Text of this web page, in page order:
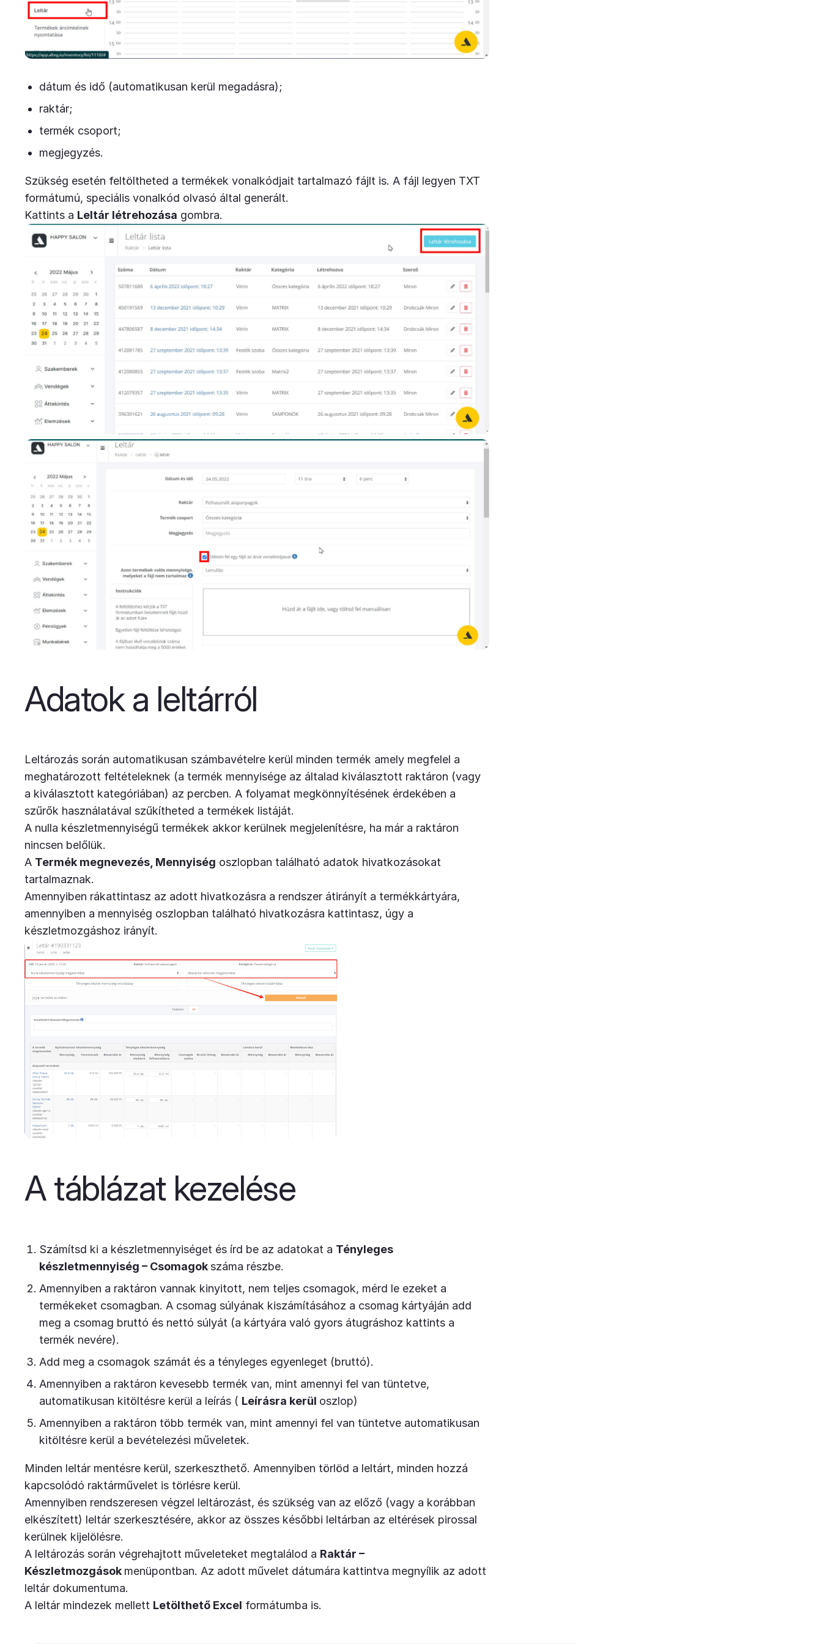
dátum és idő (automatikusan kerül megadásra);
raktár;
termék csoport;
megjegyzés.
Szükség esetén feltöltheted a termékek vonalkódjait tartalmazó fájlt is. A fájl legyen TXT
formátumú, speciális vonalkód olvasó által generált.
Kattints a Leltár létrehozása gombra.
Adatok a leltárról
Leltározás során automatikusan számbavételre kerül minden termék amely megfelel a
meghatározott feltételeknek (a termék mennyisége az általad kiválasztott raktáron (vagy
a kiválasztott kategóriában) az percben. A folyamat megkönnyítésének érdekében a
szűrők használatával szűkítheted a termékek listáját.
A nulla készletmennyiségű termékek akkor kerülnek megjelenítésre, ha már a raktáron
nincsen belőlük.
A Termék megnevezés, Mennyiség oszlopban található adatok hivatkozásokat
tartalmaznak.
Amennyiben rákattintasz az adott hivatkozásra a rendszer átirányít a termékkártyára,
amennyiben a mennyiség oszlopban található hivatkozásra kattintasz, úgy a
készletmozgáshoz irányít.
A táblázat kezelése
Számítsd ki a készletmennyiséget és írd be az adatokat a Tényleges
készletmennyiség – Csomagokszáma részbe.
Amennyiben a raktáron vannak kinyitott, nem teljes csomagok, mérd le ezeket a
termékeket csomagban. A csomag súlyának kiszámításához a csomag kártyáján add
meg a csomag bruttó és nettó súlyát (a kártyára való gyors átugráshoz kattints a
termék nevére).
Add meg a csomagok számát és a tényleges egyenleget (bruttó).
Amennyiben a raktáron kevesebb termék van, mint amennyi fel van tüntetve,
automatikusan kitöltésre kerül a leírás ( Leírásra kerül oszlop)
Amennyiben a raktáron több termék van, mint amennyi fel van tüntetve automatikusan
kitöltésre kerül a bevételezési műveletek.
Minden leltár mentésre kerül, szerkeszthető. Amennyiben törlöd a leltárt, minden hozzá
kapcsolódó raktárművelet is törlésre kerül.
Amennyiben rendszeresen végzel leltározást, és szükség van az előző (vagy a korábban
elkészített) leltár szerkesztésére, akkor az összes későbbi leltárban az eltérések pirossal
kerülnek kijelölésre.
A leltározás során végrehajtott műveleteket megtalálod a Raktár –
Készletmozgások menüpontban. Az adott művelet dátumára kattintva megnyílik az adott
leltár dokumentuma.
A leltár mindezek mellett Letölthető Excel formátumba is.